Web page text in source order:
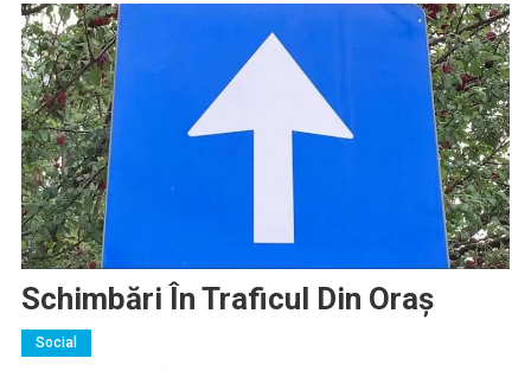
Schimbări În Traficul Din Oraș
Social